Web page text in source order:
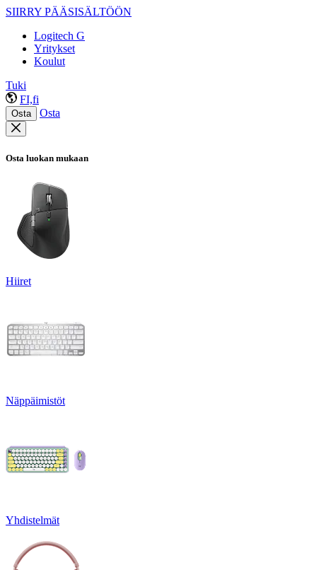
SIIRRY PÄÄSISÄLTÖÖN
Logitech G
Yritykset
Koulut
Tuki
FI,fi
Osta Osta
Osta luokan mukaan
Hiiret
Näppäimistöt
Yhdistelmät